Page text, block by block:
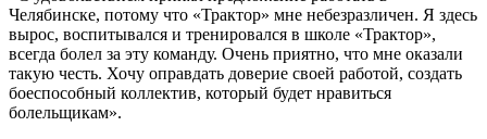
Челябинске, потому что «Трактор» мне небезразличен. Я здесь
вырос, воспитывался и тренировался в школе «Трактор»,
всегда болел за эту команду. Очень приятно, что мне оказали
такую честь. Хочу оправдать доверие своей работой, создать
боеспособный коллектив, который будет нравиться
болельщикам».